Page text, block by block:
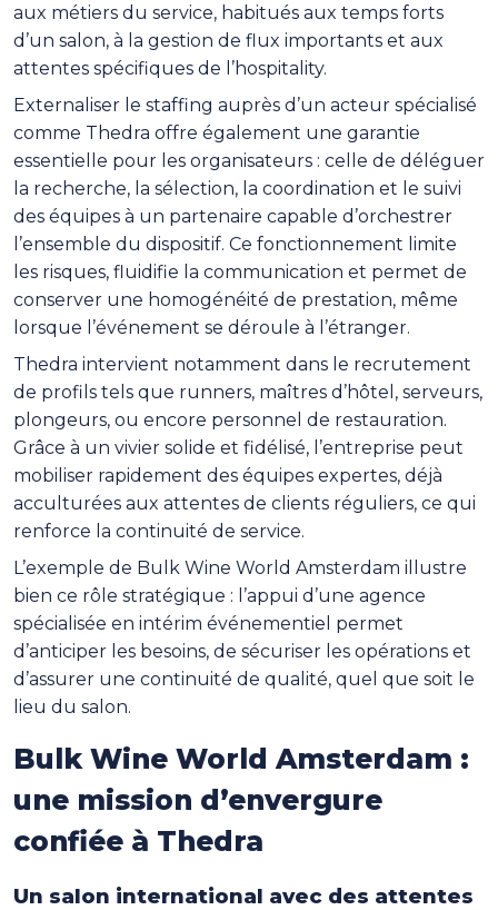
aux métiers du service, habitués aux temps forts
d’un salon, à la gestion de flux importants et aux
attentes spécifiques de l’hospitality.
Externaliser le staffing auprès d’un acteur spécialisé
comme Thedra offre également une garantie
essentielle pour les organisateurs : celle de déléguer
la recherche, la sélection, la coordination et le suivi
des équipes à un partenaire capable d’orchestrer
l’ensemble du dispositif. Ce fonctionnement limite
les risques, fluidifie la communication et permet de
conserver une homogénéité de prestation, même
lorsque l’événement se déroule à l’étranger.
Thedra intervient notamment dans le recrutement
de profils tels que runners, maîtres d’hôtel, serveurs,
plongeurs, ou encore personnel de restauration.
Grâce à un vivier solide et fidélisé, l’entreprise peut
mobiliser rapidement des équipes expertes, déjà
acculturées aux attentes de clients réguliers, ce qui
renforce la continuité de service.
L’exemple de Bulk Wine World Amsterdam illustre
bien ce rôle stratégique : l’appui d’une agence
spécialisée en intérim événementiel permet
d’anticiper les besoins, de sécuriser les opérations et
d’assurer une continuité de qualité, quel que soit le
lieu du salon.
Bulk Wine World Amsterdam :
une mission d’envergure
confiée à Thedra
Un salon international avec des attentes